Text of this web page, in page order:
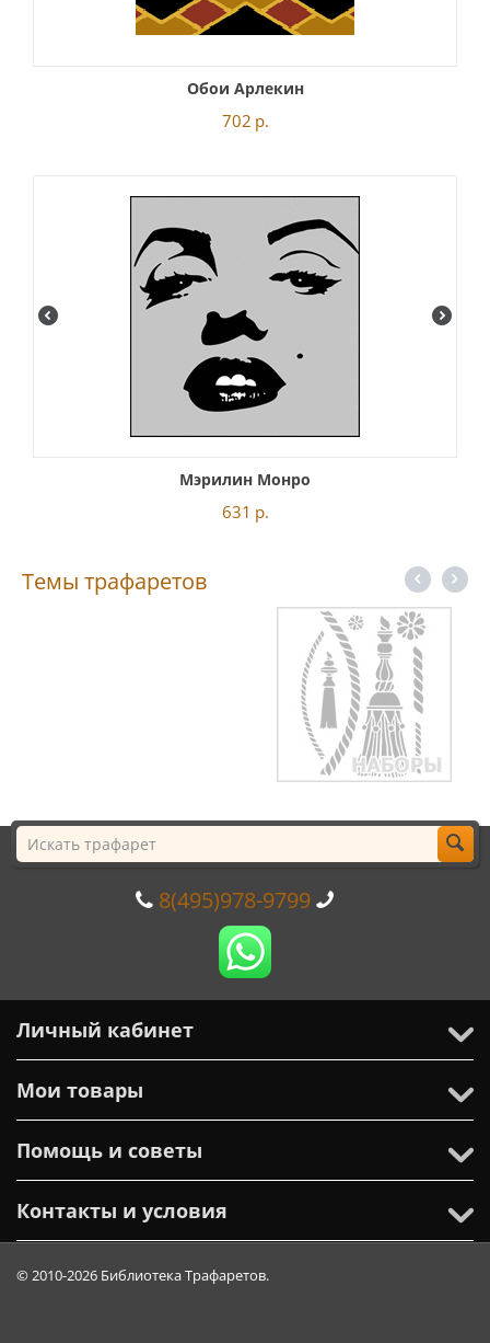
Обои Арлекин
702 р.
Мэрилин Монро
631 р.
Темы трафаретов
8(495)978-9799
Личный кабинет
Мои товары
Помощь и советы
Контакты и условия
© 2010-2026 Библиотека Трафаретов.